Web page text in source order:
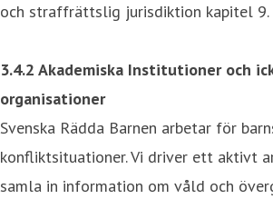
och straffrättslig jurisdiktion kapitel 9.
3.4.2 Akademiska Institutioner och
organisationer
Svenska Rädda Barnen arbetar för
konfliktsituationer. Vi driver ett aktivt
samla in information om våld och